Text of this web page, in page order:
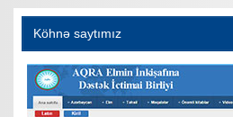
Köhnə saytımız